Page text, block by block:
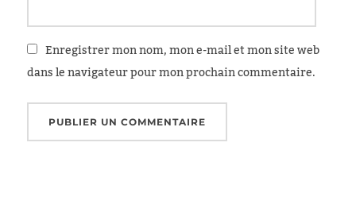
Enregistrer mon nom, mon e-mail et mon site web
dans le navigateur pour mon prochain commentaire.